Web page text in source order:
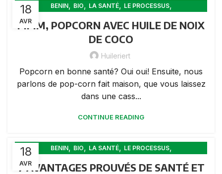
18
AVR
BENIN, BIO, LA SANTÉ, LE PROCESSUS,
MMM, POPCORN AVEC HUILE DE NOIX
DE COCO
Huileriert
Popcorn en bonne santé? Oui oui! Ensuite, nous
parlons de pop-corn fait maison, que vous laissez
dans une cass...
CONTINUE READING
18
AVR
BENIN, BIO, LA SANTÉ, LE PROCESSUS,
LES FEMMES DE COCO
7 AVANTAGES PROUVÉS DE SANTÉ ET